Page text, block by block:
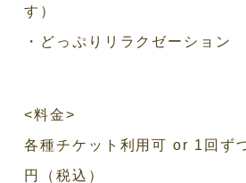
す）
・どっぷりリラクゼーション
<料金>
各種チケット利用可 or 1回ず
円（税込）